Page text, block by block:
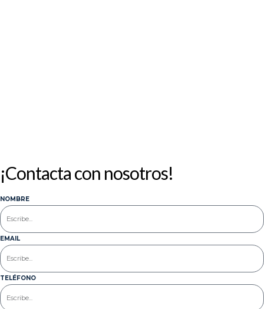
¡Contacta con nosotros!
NOMBRE
EMAIL
TELÉFONO